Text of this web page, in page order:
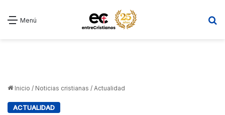
Menú
Inicio / Noticias cristianas / Actualidad
ACTUALIDAD